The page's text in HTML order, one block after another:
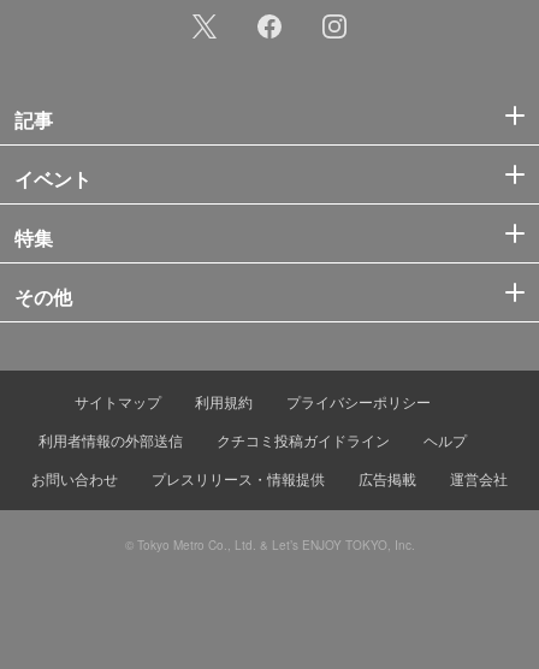
記事
イベント
特集
その他
サイトマップ 利用規約
プライバシーポリシー
利用者情報の外部送信
クチコミ投稿ガイドライン
ヘルプ
お問い合わせ
プレスリリース・情報提供 広告掲載 運営会社
© Tokyo Metro Co., Ltd. & Let’s ENJOY TOKYO, Inc.